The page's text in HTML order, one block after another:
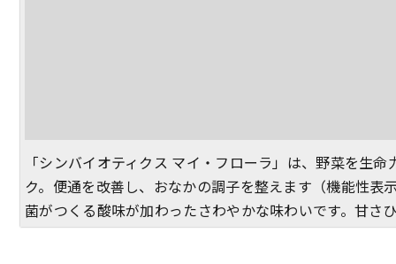
「シンバイオティクス マイ・フローラ」は、野菜を生
ク。便通を改善し、おなかの調子を整えます（機能性
菌がつくる酸味が加わったさわやかな味わいです。甘さ